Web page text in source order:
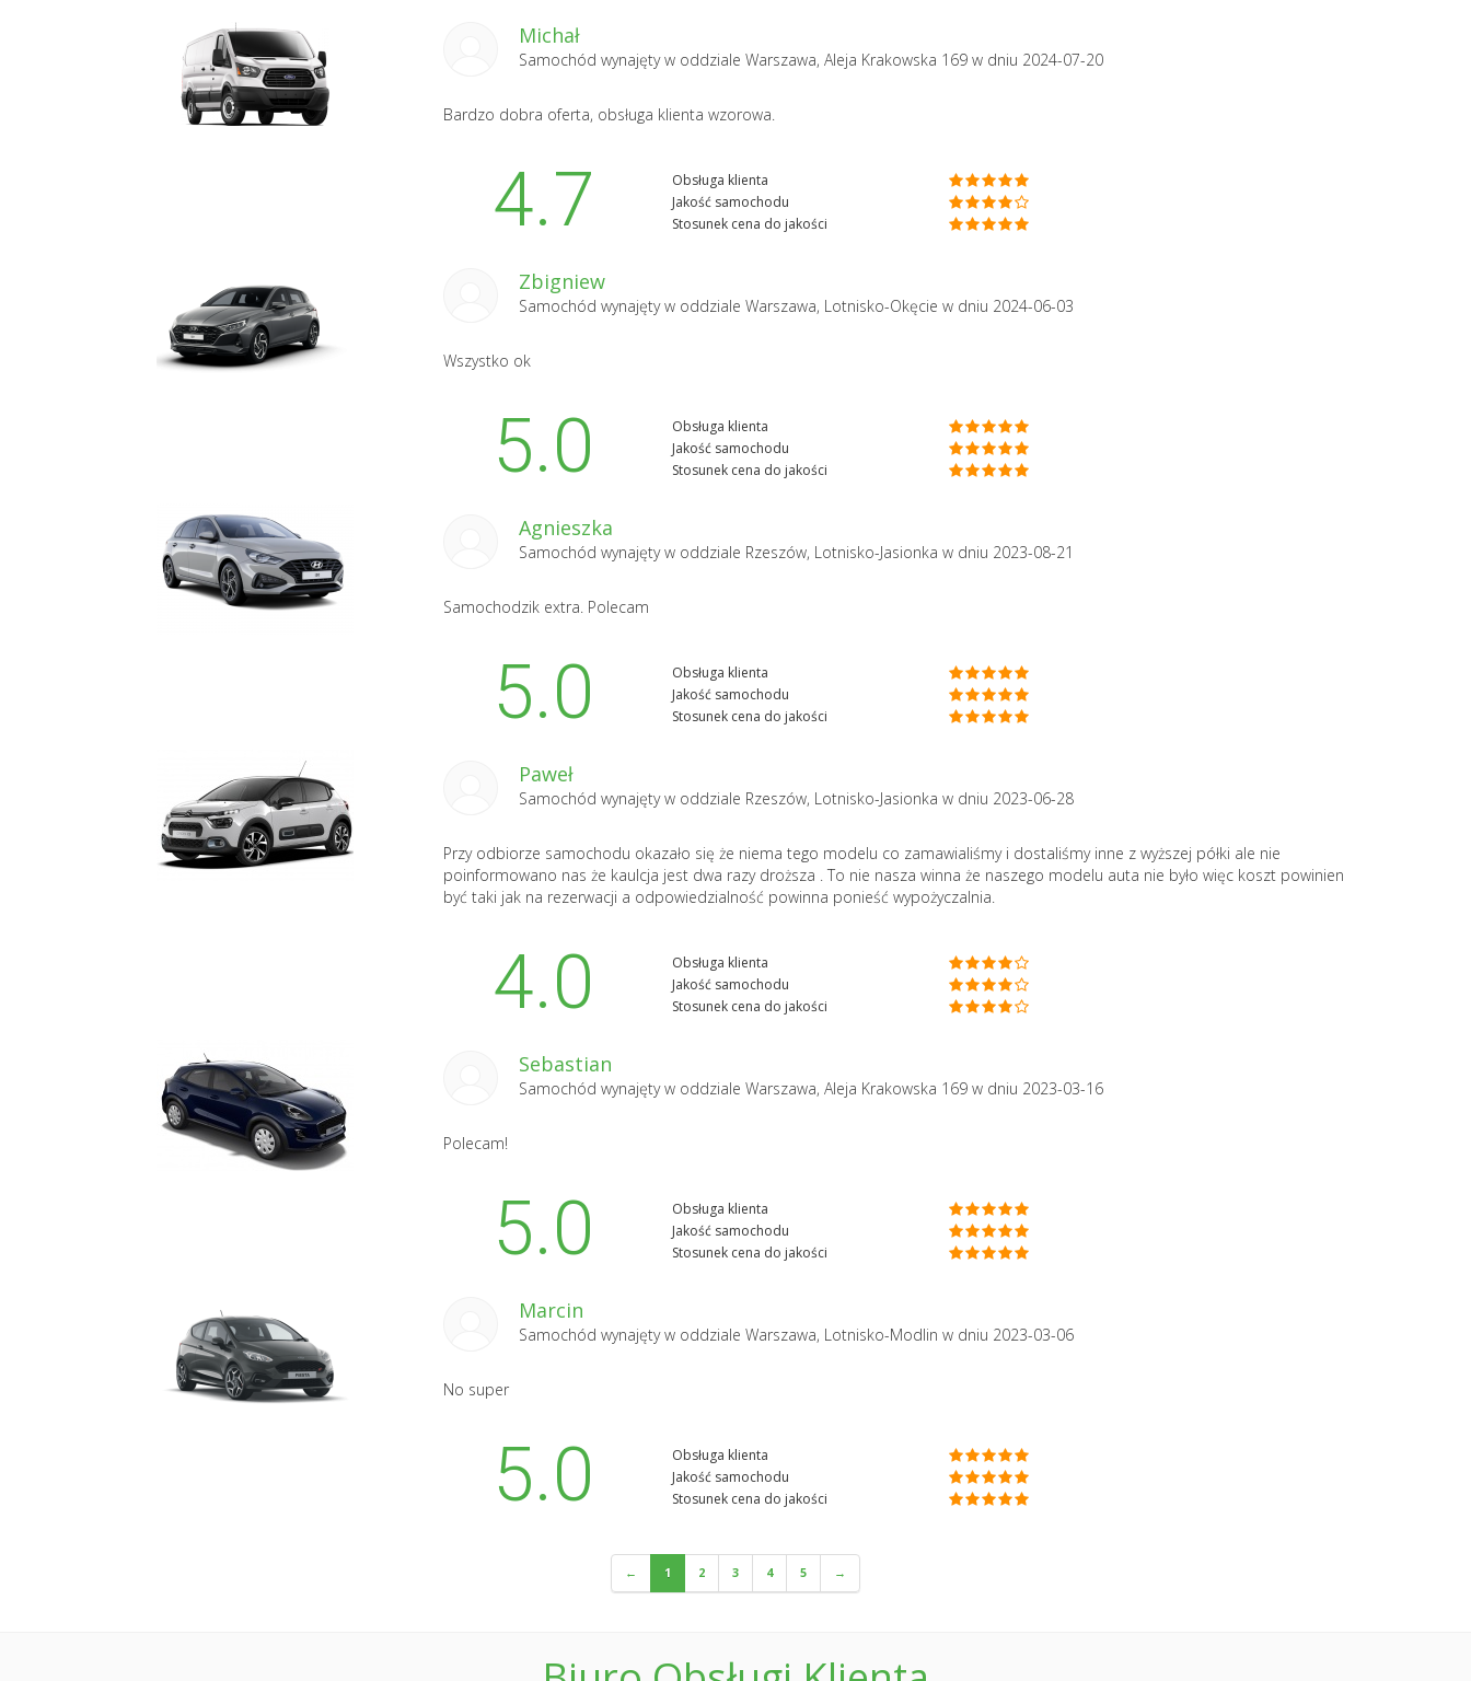
Michał
Samochód wynajęty w oddziale Warszawa, Aleja Krakowska 169 w dniu 2024-07-20
Bardzo dobra oferta, obsługa klienta wzorowa.
4.7
Obsługa klienta
Jakość samochodu
Stosunek cena do jakości
Zbigniew
Samochód wynajęty w oddziale Warszawa, Lotnisko-Okęcie w dniu 2024-06-03
Wszystko ok
5.0
Obsługa klienta
Jakość samochodu
Stosunek cena do jakości
Agnieszka
Samochód wynajęty w oddziale Rzeszów, Lotnisko-Jasionka w dniu 2023-08-21
Samochodzik extra. Polecam
5.0
Obsługa klienta
Jakość samochodu
Stosunek cena do jakości
Paweł
Samochód wynajęty w oddziale Rzeszów, Lotnisko-Jasionka w dniu 2023-06-28
Przy odbiorze samochodu okazało się że niema tego modelu co zamawialiśmy i dostaliśmy inne z wyższej półki ale nie
poinformowano nas że kaulcja jest dwa razy droższa . To nie nasza winna że naszego modelu auta nie było więc koszt powinien
być taki jak na rezerwacji a odpowiedzialność powinna ponieść wypożyczalnia.
4.0
Obsługa klienta
Jakość samochodu
Stosunek cena do jakości
Sebastian
Samochód wynajęty w oddziale Warszawa, Aleja Krakowska 169 w dniu 2023-03-16
Polecam!
5.0
Obsługa klienta
Jakość samochodu
Stosunek cena do jakości
Marcin
Samochód wynajęty w oddziale Warszawa, Lotnisko-Modlin w dniu 2023-03-06
No super
5.0
Obsługa klienta
Jakość samochodu
Stosunek cena do jakości
← 1 2 3 4 5 →